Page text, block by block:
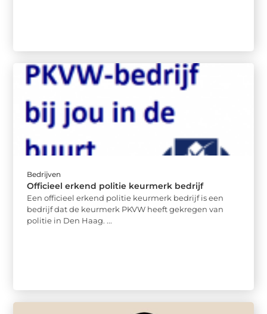
Bedrijven
Officieel erkend politie keurmerk bedrijf
Een officieel erkend politie keurmerk bedrijf is een
bedrijf dat de keurmerk PKVW heeft gekregen van
politie in Den Haag. ...